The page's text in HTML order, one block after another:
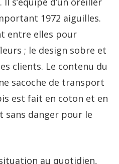
1972 aiguilles.
entre elles pour
; le design sobre et
clients. Le contenu du
sacoche de transport
est fait en coton et en
sans danger pour le
au quotidien,